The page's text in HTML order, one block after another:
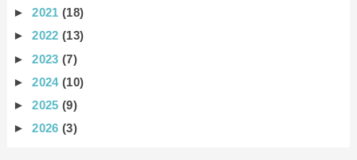
►2021(18)
►2022(13)
►2023(7)
►2024(10)
►2025(9)
►2026(3)